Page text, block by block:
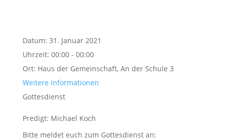
Datum: 31. Januar 2021
Uhrzeit: 00:00 - 00:00
Ort: Haus der Gemeinschaft, An der Schule 3
Weitere Informationen
Gottesdienst
Predigt: Michael Koch
Bitte meldet euch zum Gottesdienst an: